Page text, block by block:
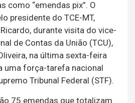
como “emendas pix”. O
presidente do TCE-MT,
durante visita do vice-
de Contas da União (TCU),
na última sexta-feira
uma força-tarefa nacional
Tribunal Federal (STF).
75 emendas que totalizam